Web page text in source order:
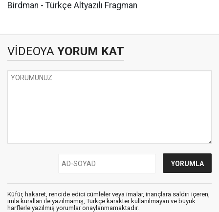
Birdman - Türkçe Altyazılı Fragman
VİDEOYA YORUM KAT
Küfür, hakaret, rencide edici cümleler veya imalar, inançlara saldırı içeren,
imla kuralları ile yazılmamış, Türkçe karakter kullanılmayan ve büyük
harflerle yazılmış yorumlar onaylanmamaktadır.